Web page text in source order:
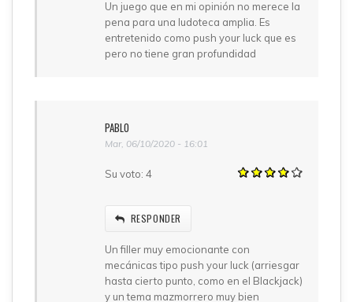
Un juego que en mi opinión no merece la
pena para una ludoteca amplia. Es
entretenido como push your luck que es
pero no tiene gran profundidad
PABLO
Mar, 06/10/2020 - 16:01
Su voto: 4
RESPONDER
Un filler muy emocionante con
mecánicas tipo push your luck (arriesgar
hasta cierto punto, como en el Blackjack)
y un tema mazmorrero muy bien